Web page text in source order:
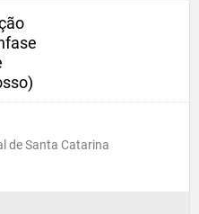
de Santa Catarina